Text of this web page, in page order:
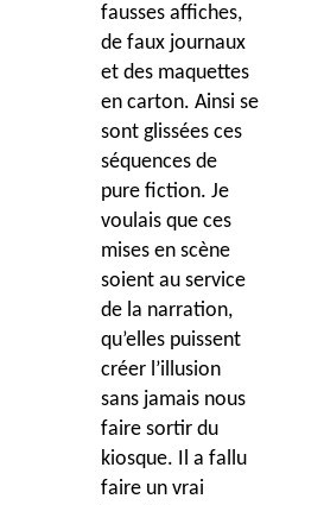
fausses affiches,
de faux journaux
et des maquettes
en carton. Ainsi se
sont glissées ces
séquences de
pure fiction. Je
voulais que ces
mises en scène
soient au service
de la narration,
qu’elles puissent
créer l’illusion
sans jamais nous
faire sortir du
kiosque. Il a fallu
faire un vrai